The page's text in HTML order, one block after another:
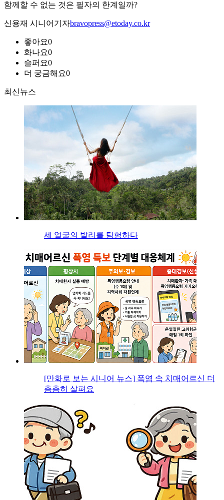
함께할 수 없는 것은 필자의 한계일까?
신용재 시니어기자bravopress@etoday.co.kr
좋아요0
화나요0
슬퍼요0
더 궁금해요0
최신뉴스
세 얼굴의 발리를 탐험하다
[만화로 보는 시니어 뉴스] 폭염 속 치매어르신 더
촘촘히 살펴요